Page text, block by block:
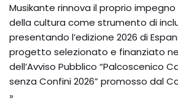
Musikante rinnova il proprio
della cultura come strumento di
presentando l’edizione 2026 di
progetto selezionato e finanziato
dell’Avviso Pubblico “Palcoscenico
senza Confini 2026” promosso dal
»